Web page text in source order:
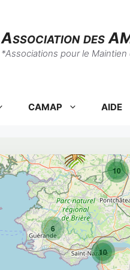
Association des
*Associations pour le
CAMAP AIDE
6
10
10